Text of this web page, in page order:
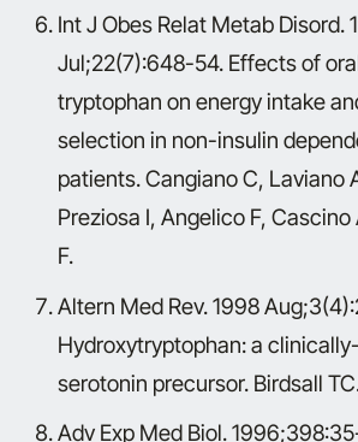
Int J Obes Relat Metab Disord.
Jul;22(7):648-54. Effects of
tryptophan on energy intake
selection in non-insulin
patients. Cangiano C, Laviano
Preziosa I, Angelico F,
F.
Altern Med Rev. 1998
Hydroxytryptophan: a
serotonin precursor. Birdsall
Adv Exp Med Biol.